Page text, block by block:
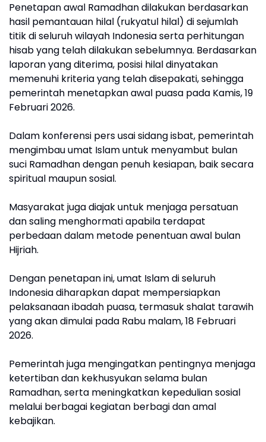
Penetapan awal Ramadhan dilakukan berdasarkan
hasil pemantauan hilal (rukyatul hilal) di sejumlah
titik di seluruh wilayah Indonesia serta perhitungan
hisab yang telah dilakukan sebelumnya. Berdasarkan
laporan yang diterima, posisi hilal dinyatakan
memenuhi kriteria yang telah disepakati, sehingga
pemerintah menetapkan awal puasa pada Kamis, 19
Februari 2026.
Dalam konferensi pers usai sidang isbat, pemerintah
mengimbau umat Islam untuk menyambut bulan
suci Ramadhan dengan penuh kesiapan, baik secara
spiritual maupun sosial.
Masyarakat juga diajak untuk menjaga persatuan
dan saling menghormati apabila terdapat
perbedaan dalam metode penentuan awal bulan
Hijriah.
Dengan penetapan ini, umat Islam di seluruh
Indonesia diharapkan dapat mempersiapkan
pelaksanaan ibadah puasa, termasuk shalat tarawih
yang akan dimulai pada Rabu malam, 18 Februari
2026.
Pemerintah juga mengingatkan pentingnya menjaga
ketertiban dan kekhusyukan selama bulan
Ramadhan, serta meningkatkan kepedulian sosial
melalui berbagai kegiatan berbagi dan amal
kebajikan.